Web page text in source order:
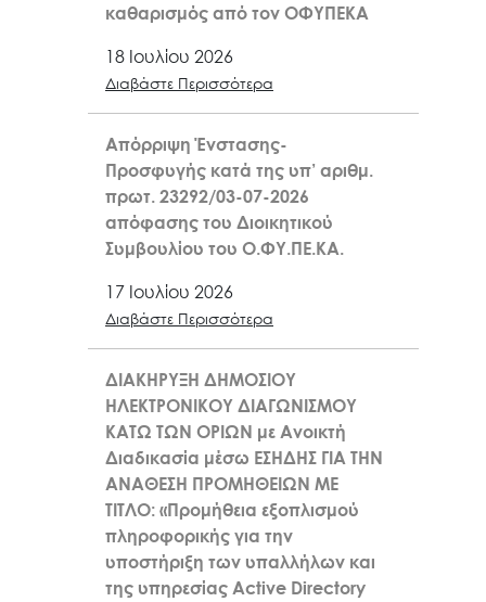
καθαρισμός από τον ΟΦΥΠΕΚΑ
18 Ιουλίου 2026
Διαβάστε Περισσότερα
Απόρριψη Ένστασης-
Προσφυγής κατά της υπ’ αριθμ.
πρωτ. 23292/03-07-2026
απόφασης του Διοικητικού
Συμβουλίου του Ο.ΦΥ.ΠΕ.ΚΑ.
17 Ιουλίου 2026
Διαβάστε Περισσότερα
ΔΙΑΚΗΡΥΞΗ ΔΗΜΟΣΙΟΥ
ΗΛΕΚΤΡΟΝΙΚΟΥ ΔΙΑΓΩΝΙΣΜΟΥ
ΚΑΤΩ ΤΩΝ ΟΡΙΩΝ με Ανοικτή
Διαδικασία μέσω ΕΣΗΔΗΣ ΓΙΑ ΤΗΝ
ΑΝΑΘΕΣΗ ΠΡΟΜΗΘΕΙΩΝ ΜΕ
ΤΙΤΛΟ: «Προμήθεια εξοπλισμού
πληροφορικής για την
υποστήριξη των υπαλλήλων και
της υπηρεσίας Active Directory